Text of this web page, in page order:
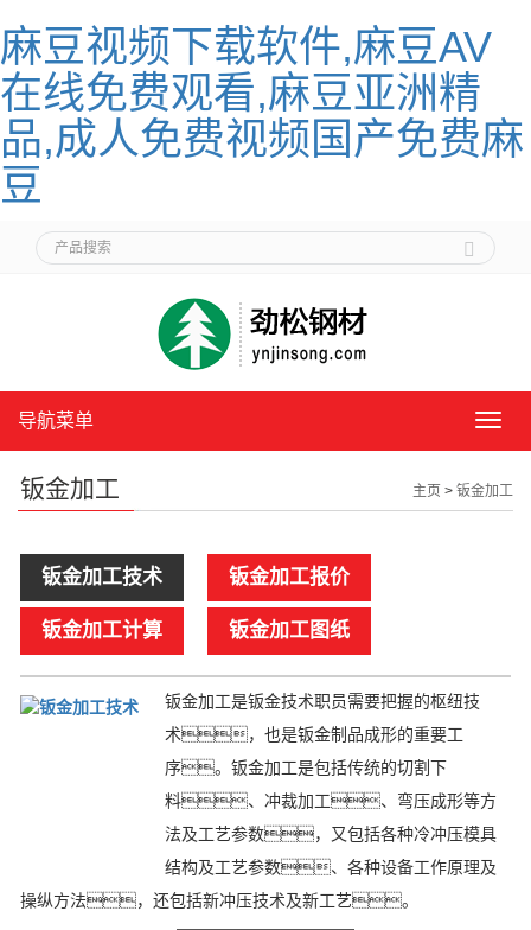
麻豆视频下载软件,麻豆AV
在线免费观看,麻豆亚洲精
品,成人免费视频国产免费麻
豆
导
单
导航菜单
钣金加工 主页 > 钣金加工
钣金加工技术 钣金加工报价
钣金加工计算 钣金加工图纸
钣金加工是钣金技术职员需要把握的枢纽技
术，也是钣金制品成形的重要工
序。钣金加工是包括传统的切割下
料、冲裁加工、弯压成形等方
法及工艺参数，又包括各种冷冲压模具
结构及工艺参数、各种设备工作原理及
操纵方法，还包括新冲压技术及新工艺。